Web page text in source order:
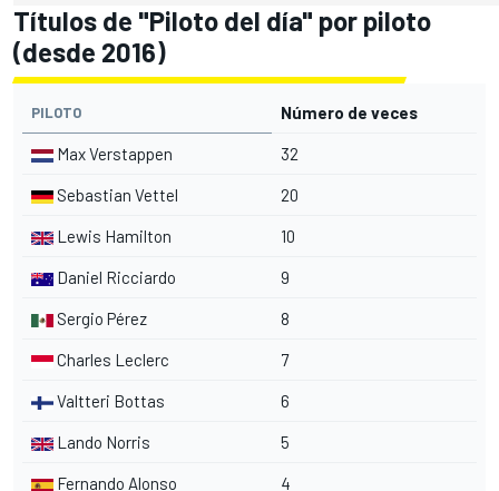
Títulos de "Piloto del día" por piloto
(desde 2016)
PILOTO Número de veces
Max Verstappen 32
Sebastian Vettel 20
Lewis Hamilton 10
Daniel Ricciardo 9
Sergio Pérez 8
Charles Leclerc 7
Valtteri Bottas 6
Lando Norris 5
Fernando Alonso 4